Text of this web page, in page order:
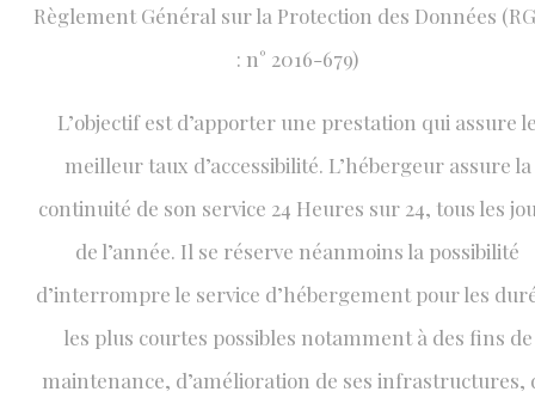
Règlement Général sur la Protection des Données
: n° 2016-679)
L’objectif est d’apporter une prestation qui assure
meilleur taux d’accessibilité. L’hébergeur assure la
continuité de son service 24 Heures sur 24, tous les
de l’année. Il se réserve néanmoins la possibilité
d’interrompre le service d’hébergement pour les
les plus courtes possibles notamment à des fins de
maintenance, d’amélioration de ses infrastructures,